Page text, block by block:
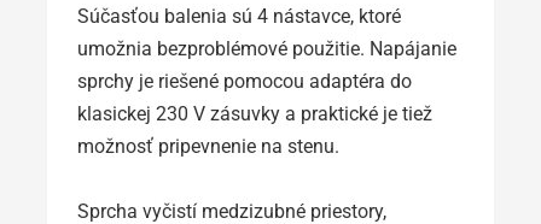
Súčasťou balenia sú 4 nástavce, ktoré
umožnia bezproblémové použitie. Napájanie
sprchy je riešené pomocou adaptéra do
klasickej 230 V zásuvky a praktické je tiež
možnosť pripevnenie na stenu.
Sprcha vyčistí medzizubné priestory,